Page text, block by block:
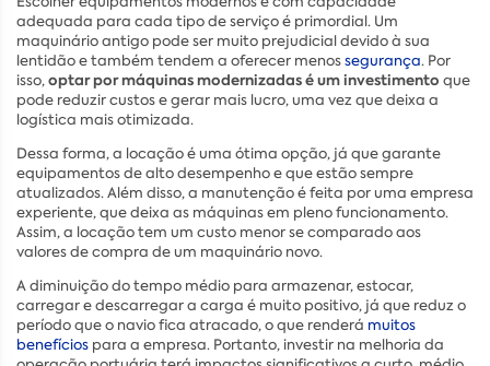
adequada para cada tipo de serviço é primordial. Um
maquinário antigo pode ser muito prejudicial devido à sua
lentidão e também tendem a oferecer menossegurança. Por
isso,optar por máquinas modernizadas é um investimento que
pode reduzir custos e gerar mais lucro, uma vez que deixa a
logística mais otimizada.
Dessa forma, a locação é uma ótima opção, já que garante
equipamentos de alto desempenho e que estão sempre
atualizados. Além disso, a manutenção é feita por uma empresa
experiente, que deixa as máquinas em pleno funcionamento.
Assim, a locação tem um custo menor se comparado aos
valores de compra de um maquinário novo.
A diminuição do tempo médio para armazenar, estocar,
carregar e descarregar a carga é muito positivo, já que reduz o
período que o navio fica atracado, o que renderá muitos
benefícios para a empresa. Portanto, investir na melhoria da